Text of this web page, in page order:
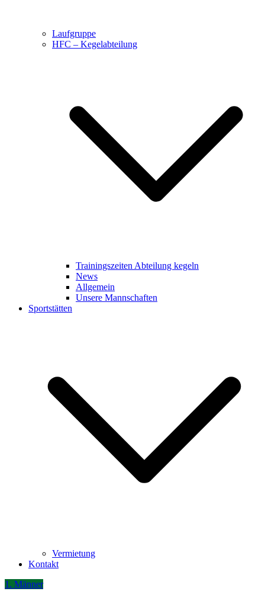
Laufgruppe
HFC – Kegelabteilung
Trainingszeiten Abteilung kegeln
News
Allgemein
Unsere Mannschaften
Sportstätten
Vermietung
Kontakt
1. Männer